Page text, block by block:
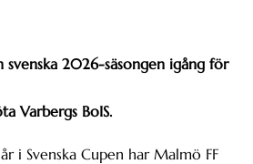
svenska 2026-säsongen igång för
Varbergs BoIS.
i Svenska Cupen har Malmö FF